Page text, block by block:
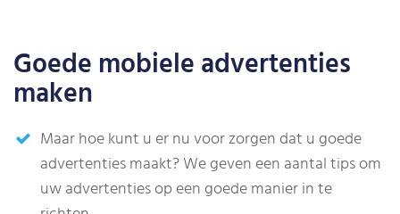
Goede mobiele advertenties
maken
Maar hoe kunt u er nu voor zorgen dat u goede
advertenties maakt? We geven een aantal tips om
uw advertenties op een goede manier in te